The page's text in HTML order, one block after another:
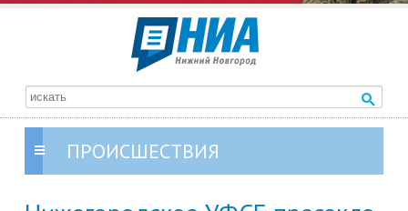
ПРОИСШЕСТВИЯ